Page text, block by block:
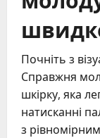
Почніть з
Справжня
шкірку, яка
натисканні
з